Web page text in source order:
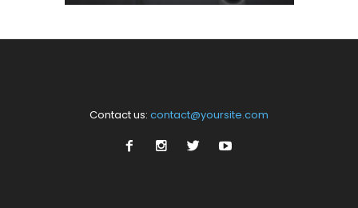
Contact us: contact@yoursite.com